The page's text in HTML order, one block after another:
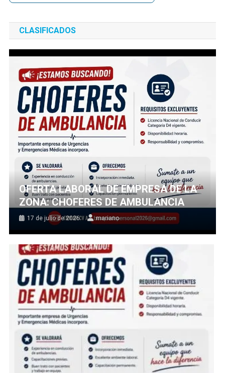
CLASIFICADOS
OFERTA LABORAL DE EMPRESA DE LA
ZONA: CHOFERES DE AMBULANCIA
17 de julio de 2026 mariano